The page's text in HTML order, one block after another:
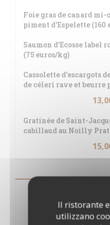
Il ristorante
utilizzano
Foie gras de canard
piment d'Espelette (160
Saumon d'Ecosse label
(75 euros/kg)
Cassolette d'escargots
de céleri rave et beurre
Gratinée de Saint-
cabillaud au Noilly Prat